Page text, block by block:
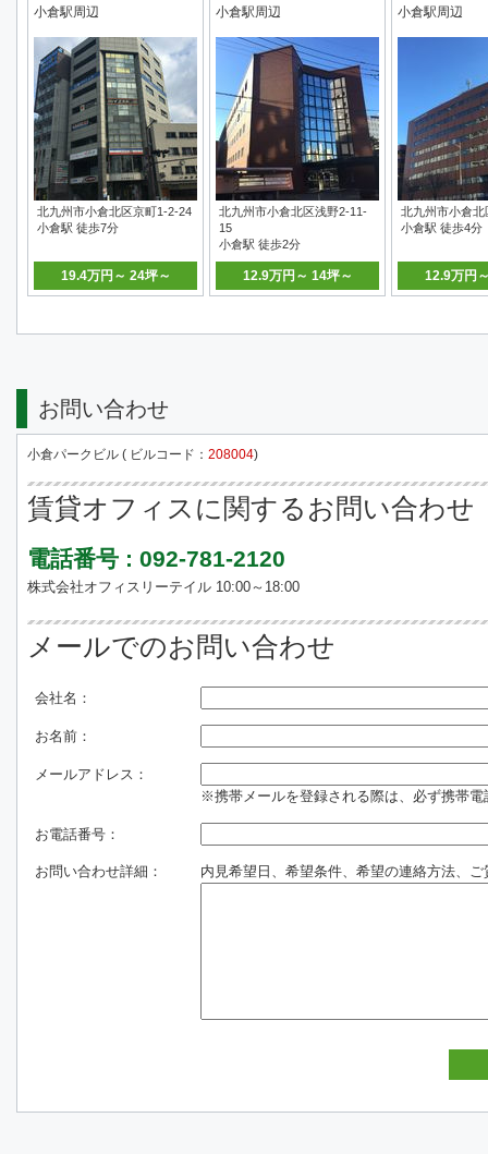
小倉駅周辺
北九州市小倉北区京町1-2-24
小倉駅 徒歩7分
19.4万円～ 24坪～
小倉駅周辺
北九州市小倉北区浅野2-11-
15
小倉駅 徒歩2分
12.9万円～ 14坪～
小倉駅周辺
北九州市小倉
小倉駅 徒歩4分
12.9万円
お問い合わせ
小倉パークビル ( ビルコード： 208004)
賃貸オフィスに関するお問い合わせ
電話番号 : 092-781-2120
株式会社オフィスリーテイル 10:00～18:00
メールでのお問い合わせ
会社名：
お名前：
メールアドレス：
※携帯メールを登録される際は、必ず携帯
お電話番号：
お問い合わせ詳細： 内見希望日、希望条件、希望の連絡方法、ご